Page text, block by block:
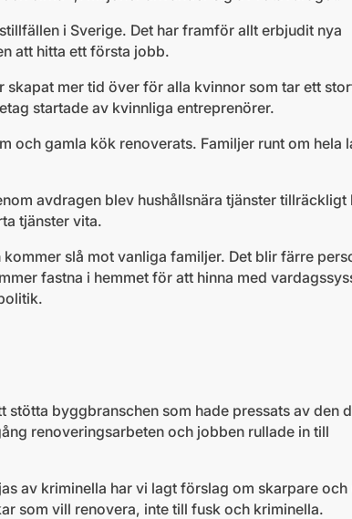
i Sverige. Det har framför allt erbjudit nya
att hitta ett första jobb.
mer tid över för alla kvinnor som tar ett
startade av kvinnliga entreprenörer.
och gamla kök renoverats. Familjer runt om hela
avdragen blev hushållsnära tjänster
tjänster vita.
slå mot vanliga familjer. Det blir färre
fastna i hemmet för att hinna med
byggbranschen som hade pressats av den
renoveringsarbeten och jobben rullade in till
av kriminella har vi lagt förslag om skarpare
som vill renovera, inte till fusk och kriminella.